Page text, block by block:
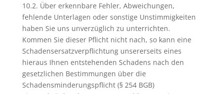
10.2. Über erkennbare Fehler, Abweichungen,
fehlende Unterlagen oder sonstige Unstimmigkeiten
haben Sie uns unverzüglich zu unterrichten.
Kommen Sie dieser Pflicht nicht nach, so kann eine
Schadensersatzverpflichtung unsererseits eines
hieraus Ihnen entstehenden Schadens nach den
gesetzlichen Bestimmungen über die
Schadensminderungspflicht (§ 254 BGB)